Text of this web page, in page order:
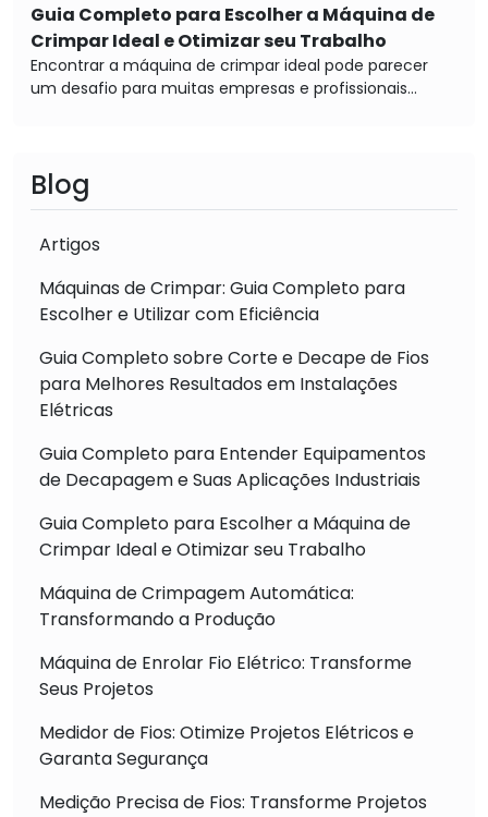
Guia Completo para Escolher a Máquina de
Crimpar Ideal e Otimizar seu Trabalho
Encontrar a máquina de crimpar ideal pode parecer
um desafio para muitas empresas e profissionais...
Blog
Artigos
Máquinas de Crimpar: Guia Completo para
Escolher e Utilizar com Eficiência
Guia Completo sobre Corte e Decape de Fios
para Melhores Resultados em Instalações
Elétricas
Guia Completo para Entender Equipamentos
de Decapagem e Suas Aplicações Industriais
Guia Completo para Escolher a Máquina de
Crimpar Ideal e Otimizar seu Trabalho
Máquina de Crimpagem Automática:
Transformando a Produção
Máquina de Enrolar Fio Elétrico: Transforme
Seus Projetos
Medidor de Fios: Otimize Projetos Elétricos e
Garanta Segurança
Medição Precisa de Fios: Transforme Projetos